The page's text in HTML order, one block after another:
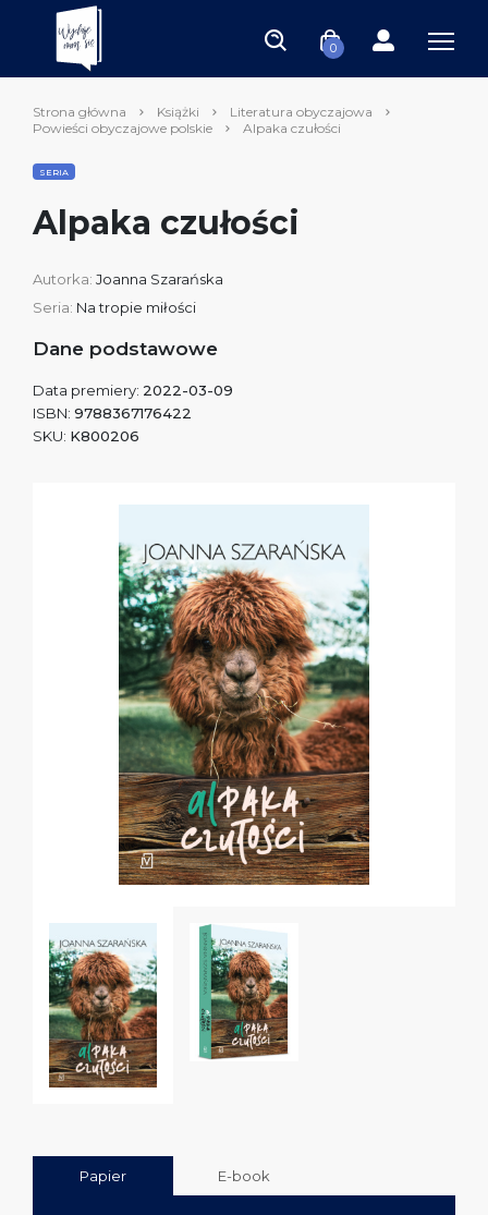
0
Strona główna Książki
Literatura obyczajowa
Powieści obyczajowe polskie
Alpaka czułości
SERIA
Alpaka czułości
Autorka: Joanna Szarańska
Seria: Na tropie miłości
Dane podstawowe
Data premiery: 2022-03-09
ISBN: 9788367176422
SKU: K800206
Papier E-book